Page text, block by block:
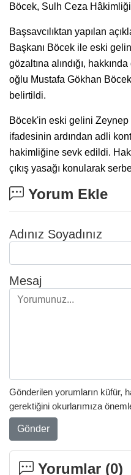
Böcek, Sulh Ceza
Başsavcılıktan yapılan
Başkanı Böcek ile eski
gözaltına alındığı,
oğlu Mustafa Gökhan
belirtildi.
Böcek'in eski gelini Zeynep
ifadesinin ardından adli
hakimliğine sevk edildi.
çıkış yasağı konularak
Yorum Ekle
Adınız Soyadınız
Mesaj
Gönderilen yorumların küfür,
gerektiğini okurlarımıza
Gönder
Yorumlar (0)